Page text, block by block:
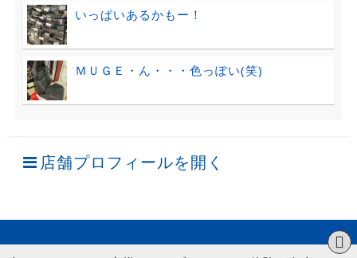
いっぱいあるかもー！
ＭＵＧＥ・ん・・・色っぽい(笑)
店舗プロフィールを開く